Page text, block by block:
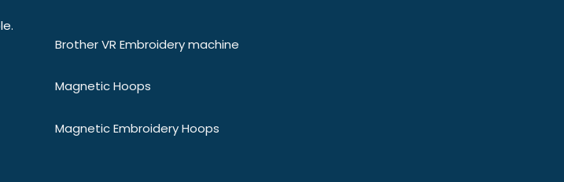
Brother VR Embroidery machine
Magnetic Hoops
Magnetic Embroidery Hoops